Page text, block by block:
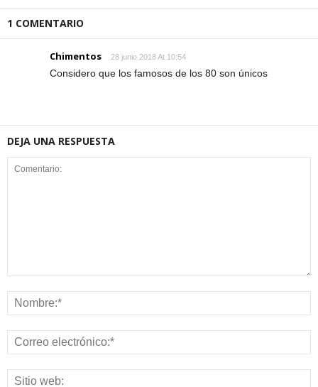
1 COMENTARIO
Chimentos 28 junio 2018 At 10:54
Considero que los famosos de los 80 son únicos
DEJA UNA RESPUESTA